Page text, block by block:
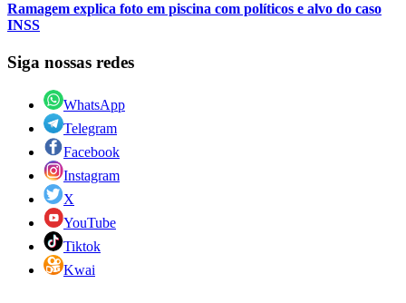
Ramagem explica foto em piscina com políticos e alvo do caso
INSS
Siga nossas redes
WhatsApp
Telegram
Facebook
Instagram
X
YouTube
Tiktok
Kwai